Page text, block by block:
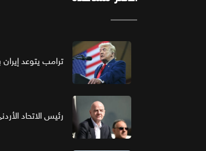
ترامب يتوعد
رئيس الاتحاد